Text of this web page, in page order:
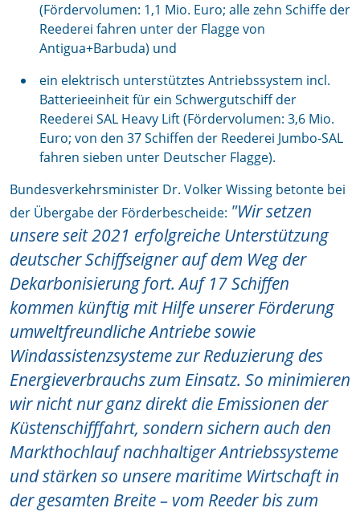
(Fördervolumen: 1,1 Mio. Euro; alle zehn Schiffe der
Reederei fahren unter der Flagge von
Antigua+Barbuda) und
ein elektrisch unterstütztes Antriebssystem incl.
Batterieeinheit für ein Schwergutschiff der
Reederei SAL Heavy Lift (Fördervolumen: 3,6 Mio.
Euro; von den 37 Schiffen der Reederei Jumbo-SAL
fahren sieben unter Deutscher Flagge).
Bundesverkehrsminister Dr. Volker Wissing betonte bei
der Übergabe der Förderbescheide: "Wir setzen
unsere seit 2021 erfolgreiche Unterstützung
deutscher Schiffseigner auf dem Weg der
Dekarbonisierung fort. Auf 17 Schiffen
kommen künftig mit Hilfe unserer Förderung
umweltfreundliche Antriebe sowie
Windassistenzsysteme zur Reduzierung des
Energieverbrauchs zum Einsatz. So minimieren
wir nicht nur ganz direkt die Emissionen der
Küstenschifffahrt, sondern sichern auch den
Markthochlauf nachhaltiger Antriebssysteme
und stärken so unsere maritime Wirtschaft in
der gesamten Breite – vom Reeder bis zum